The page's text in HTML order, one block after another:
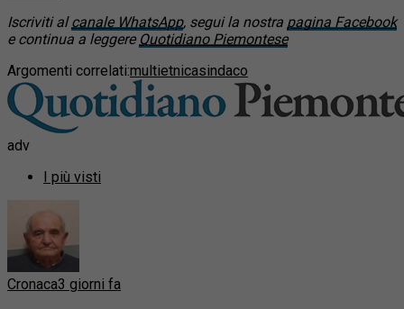
Iscriviti alcanale WhatsApp, segui la nostra pagina Facebook
e continua a leggere Quotidiano Piemontese
Argomenti correlati:multietnicasindaco
adv
I più visti
Cronaca3 giorni fa